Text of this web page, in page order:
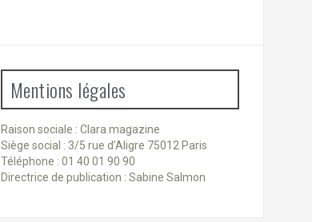
Mentions légales
Raison sociale : Clara magazine
Siège social : 3/5 rue d’Aligre 75012 Paris
Téléphone : 01 40 01 90 90
Directrice de publication : Sabine Salmon